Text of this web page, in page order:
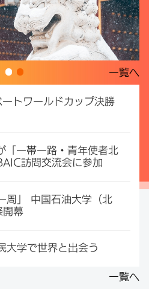
一覧へ
トワールドカップ決勝
「一帯一路・青年使者北
訪問交流会に参加
周」 中国石油大学（北
開幕
大学で世界と出会う
一覧へ